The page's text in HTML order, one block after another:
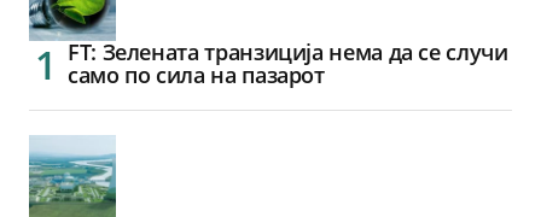
FT: Зелената транзиција нема да се случи
само по сила на пазарот